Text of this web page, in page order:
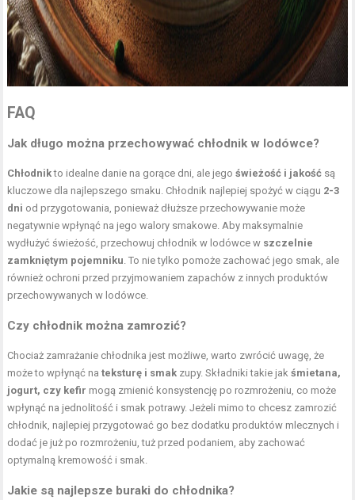
FAQ
Jak długo można przechowywać chłodnik w lodówce?
Chłodnikto idealne danie na gorące dni, ale jegoświeżość i jakość są
kluczowe dla najlepszego smaku. Chłodnik najlepiej spożyć w ciągu 2-3
dni od przygotowania, ponieważ dłuższe przechowywanie może
negatywnie wpłynąć na jego walory smakowe. Aby maksymalnie
wydłużyć świeżość, przechowuj chłodnik w lodówce w szczelnie
zamkniętym pojemniku . To nie tylko pomoże zachować jego smak, ale
również ochroni przed przyjmowaniem zapachów z innych produktów
przechowywanych w lodówce.
Czy chłodnik można zamrozić?
Chociaż zamrażanie chłodnika jest możliwe, warto zwrócić uwagę, że
może to wpłynąć nateksturę i smak zupy. Składniki takie jakśmietana,
jogurt, czy kefir mogą zmienić konsystencję po rozmrożeniu, co może
wpłynąć na jednolitość i smak potrawy. Jeżeli mimo to chcesz zamrozić
chłodnik, najlepiej przygotować go bez dodatku produktów mlecznych i
dodać je już po rozmrożeniu, tuż przed podaniem, aby zachować
optymalną kremowość i smak.
Jakie są najlepsze buraki do chłodnika?